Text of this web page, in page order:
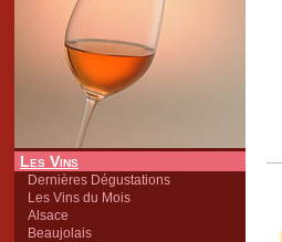
Les Vins
Dernières Dégustations
Les Vins du Mois
Alsace
Beaujolais